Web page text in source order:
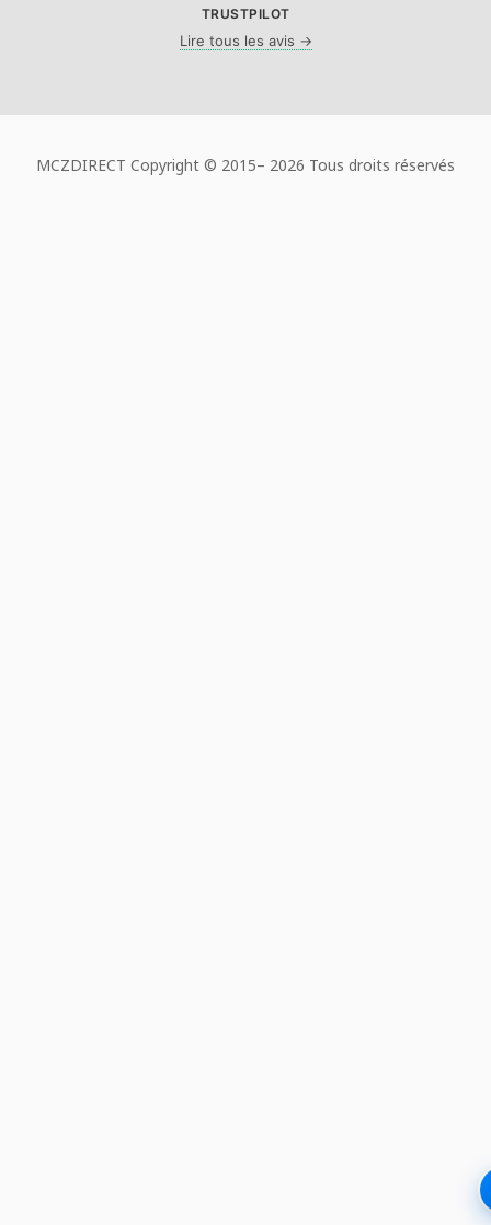
TRUSTPILOT
Lire tous les avis →
MCZDIRECT Copyright © 2015– 2026 Tous droits réservés